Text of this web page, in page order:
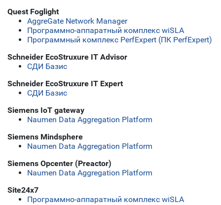
Quest Foglight
AggreGate Network Manager
Программно-аппаратный комплекс wiSLA
Программный комплекс PerfExpert (ПК PerfExpert)
Schneider EcoStruxure IT Advisor
СДИ Базис
Schneider EcoStruxure IT Expert
СДИ Базис
Siemens IoT gateway
Naumen Data Aggregation Platform
Siemens Mindsphere
Naumen Data Aggregation Platform
Siemens Opcenter (Preactor)
Naumen Data Aggregation Platform
Site24x7
Программно-аппаратный комплекс wiSLA